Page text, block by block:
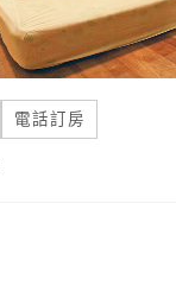
電話訂房